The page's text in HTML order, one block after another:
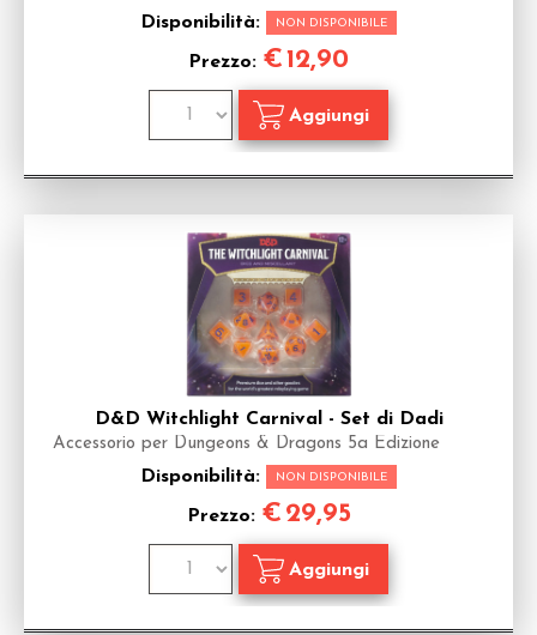
Disponibilità: NON DISPONIBILE
Prezzo: €12,90
D&D Witchlight Carnival - Set di Dadi
Accessorio per Dungeons & Dragons 5a Edizione
Disponibilità: NON DISPONIBILE
Prezzo: € 29,95